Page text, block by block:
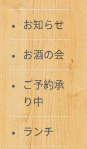
お知らせ
お酒の会
ご予約承
り中
ランチ